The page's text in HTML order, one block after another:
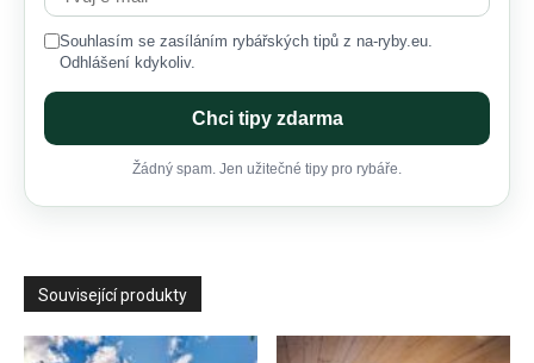
Souhlasím se zasíláním rybářských tipů z na-ryby.eu.
Odhlášení kdykoliv.
Chci tipy zdarma
Žádný spam. Jen užitečné tipy pro rybáře.
Související produkty